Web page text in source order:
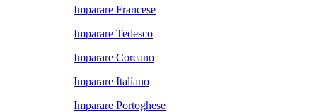
Imparare Francese
Imparare Tedesco
Imparare Coreano
Imparare Italiano
Imparare Portoghese